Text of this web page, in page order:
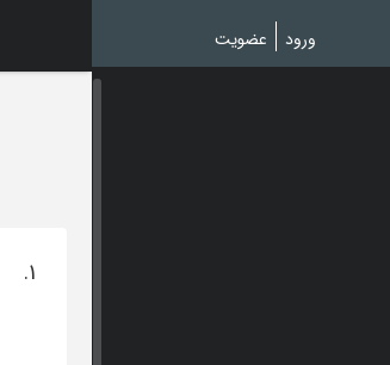
ورود عضویت
1.